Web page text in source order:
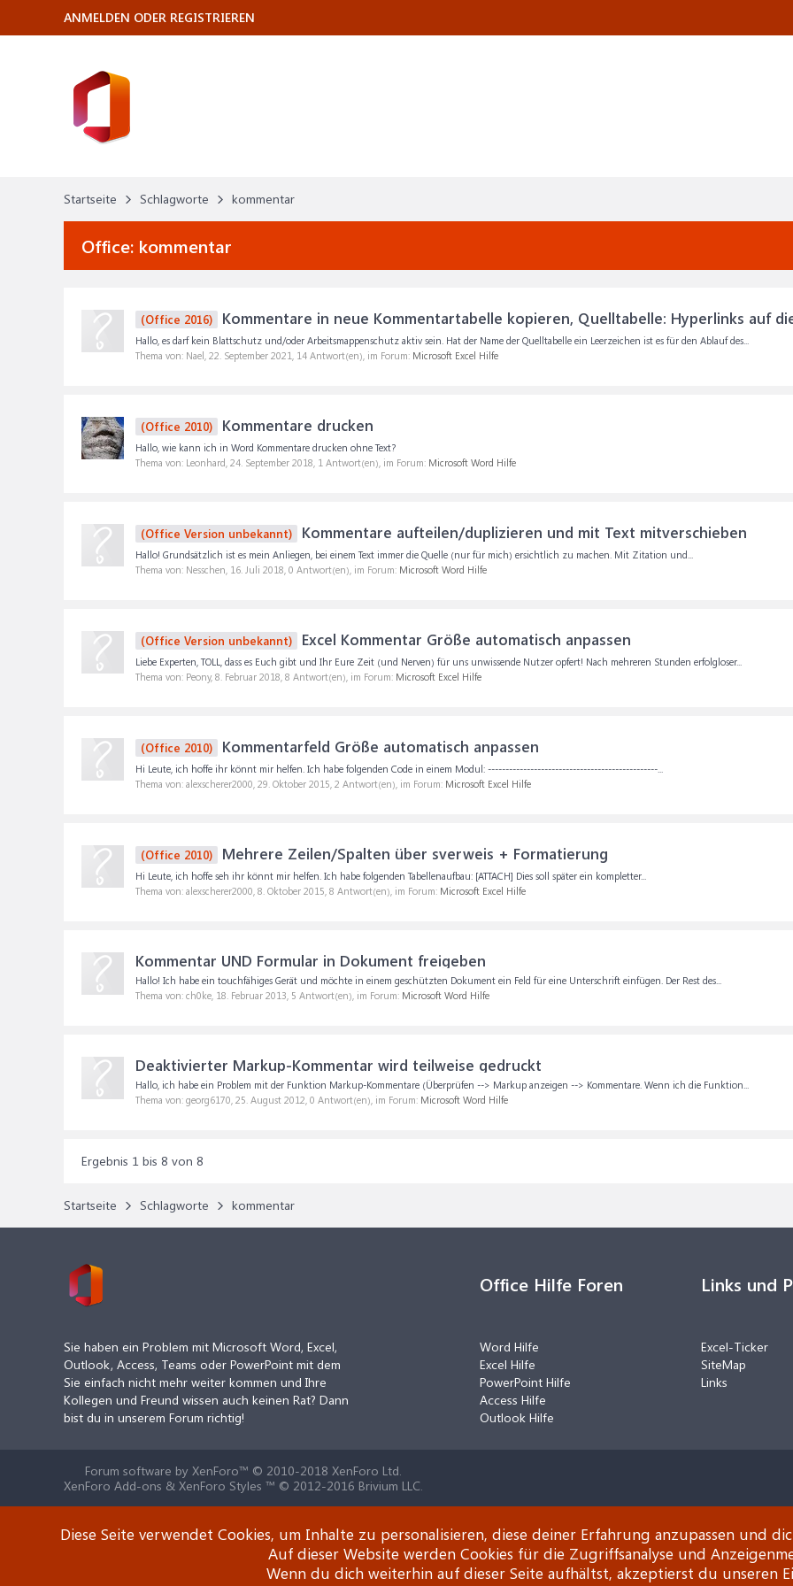
Startseite Schlagworte kommentar
Office: kommentar
(Office 2016) Kommentare in neue Kommentartabelle kopieren, Quelltabelle: Hyperlinks auf
Hallo, es darf kein Blattschutz und/oder Arbeitsmappenschutz aktiv sein. Hat der Name der Quelltabelle ein Leerzeichen ist es für den Ablauf des...
Thema von: Nael, 22. September 2021, 14 Antwort(en), im Forum: Microsoft Excel Hilfe
(Office 2010) Kommentare drucken
Hallo, wie kann ich in Word Kommentare drucken ohne Text?
Thema von: Leonhard, 24. September 2018, 1 Antwort(en), im Forum: Microsoft Word Hilfe
(Office Version unbekannt) Kommentare aufteilen/duplizieren und mit Text mitverschieben
Hallo! Grundsätzlich ist es mein Anliegen, bei einem Text immer die Quelle (nur für mich) ersichtlich zu machen. Mit Zitation und...
Thema von: Nesschen, 16. Juli 2018, 0 Antwort(en), im Forum: Microsoft Word Hilfe
(Office Version unbekannt) Excel Kommentar Größe automatisch anpassen
Liebe Experten, TOLL, dass es Euch gibt und Ihr Eure Zeit (und Nerven) für uns unwissende Nutzer opfert! Nach mehreren Stunden erfolgloser...
Thema von: Peony, 8. Februar 2018, 8 Antwort(en), im Forum: Microsoft Excel Hilfe
(Office 2010) Kommentarfeld Größe automatisch anpassen
Hi Leute, ich hoffe ihr könnt mir helfen. Ich habe folgenden Code in einem Modul: ------------------------------------------------...
Thema von: alexscherer2000, 29. Oktober 2015, 2 Antwort(en), im Forum: Microsoft Excel Hilfe
(Office 2010) Mehrere Zeilen/Spalten über sverweis + Formatierung
Hi Leute, ich hoffe seh ihr könnt mir helfen. Ich habe folgenden Tabellenaufbau: [ATTACH] Dies soll später ein kompletter...
Thema von: alexscherer2000, 8. Oktober 2015, 8 Antwort(en), im Forum: Microsoft Excel Hilfe
Kommentar UND Formular in Dokument freigeben
Hallo! Ich habe ein touchfähiges Gerät und möchte in einem geschützten Dokument ein Feld für eine Unterschrift einfügen. Der Rest des...
Thema von: ch0ke, 18. Februar 2013, 5 Antwort(en), im Forum: Microsoft Word Hilfe
Deaktivierter Markup-Kommentar wird teilweise gedruckt
Hallo, ich habe ein Problem mit der Funktion Markup-Kommentare (Überprüfen --> Markup anzeigen --> Kommentare. Wenn ich die Funktion...
Thema von: georg6170, 25. August 2012, 0 Antwort(en), im Forum: Microsoft Word Hilfe
Ergebnis 1 bis 8 von 8
Startseite Schlagworte kommentar
ANMELDEN ODER REGISTRIEREN
Sie haben ein Problem mit Microsoft Word, Excel,
Outlook, Access, Teams oder PowerPoint mit dem
Sie einfach nicht mehr weiter kommen und Ihre
Kollegen und Freund wissen auch keinen Rat? Dann
bist du in unserem Forum richtig!
Office Hilfe Foren
Word Hilfe
Excel Hilfe
PowerPoint Hilfe
Access Hilfe
Outlook Hilfe
Links und
Excel-Ticker
SiteMap
Links
Forum software by XenForo™ © 2010-2018 XenForo Ltd.
XenForo Add-ons & XenForo Styles ™ © 2012-2016 Brivium LLC.
Diese Seite verwendet Cookies, um Inhalte zu personalisieren, diese deiner Erfahrung anzupassen und
Auf dieser Website werden Cookies für die Zugriffsanalyse und
Wenn du dich weiterhin auf dieser Seite aufhältst, akzeptierst du unseren